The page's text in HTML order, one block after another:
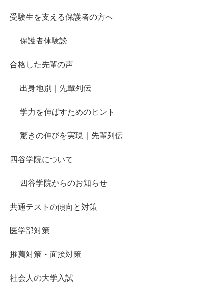
受験生を支える保護者の方へ
保護者体験談
合格した先輩の声
出身地別｜先輩列伝
学力を伸ばすためのヒント
驚きの伸びを実現｜先輩列伝
四谷学院について
四谷学院からのお知らせ
共通テストの傾向と対策
医学部対策
推薦対策・面接対策
社会人の大学入試